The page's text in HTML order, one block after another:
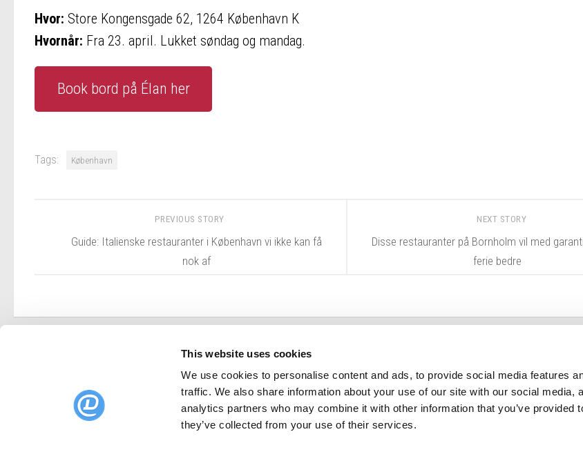
This website uses cookies
We use cookies to personalise content and ads, to provide social media features
traffic. We also share information about your use of our site with our social media,
analytics partners who may combine it with other information that you’ve provided
they’ve collected from your use of their services.
Hvor: Store Kongensgade 62, 1264 København K
Hvornår: Fra 23. april. Lukket søndag og mandag.
Book bord på Élan her
Tags: København
NEXT STORY
Disse restauranter på Bornholm vil med
ferie bedre
PREVIOUS STORY
Guide: Italienske restauranter i København vi ikke kan få
nok af
Lyongade 21, 1. sal
2300 København S.
+45 32 55 50 48